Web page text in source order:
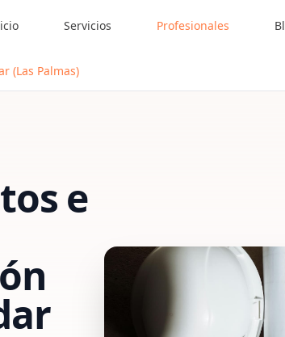
Servicios Profesionales
(Las Palmas)
e